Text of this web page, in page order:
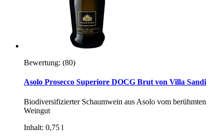
Bewertung: (80)
Asolo Prosecco Superiore DOCG Brut von Villa Sandi
Biodiversifizierter Schaumwein aus Asolo vom berühmten
Weingut
Inhalt: 0,75 l